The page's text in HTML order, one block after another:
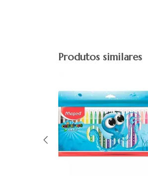
Produtos similares